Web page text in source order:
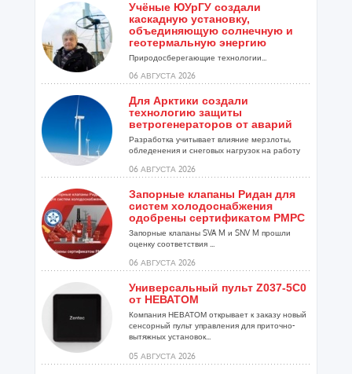
Учёные ЮУрГУ создали
каскадную установку,
объединяющую солнечную и
геотермальную энергию
Природосберегающие технологии...
06 АВГУСТА 2026
Для Арктики создали
технологию защиты
ветрогенераторов от аварий
Разработка учитывает влияние мерзлоты,
обледенения и снеговых нагрузок на работу
06 АВГУСТА 2026
Запорные клапаны Ридан для
систем холодоснабжения
одобрены сертификатом РМРС
Запорные клапаны SVA M и SNV M прошли
оценку соответствия ...
06 АВГУСТА 2026
Универсальный пульт Z037-5C0
от НЕВАТОМ
Компания НЕВАТОМ открывает к заказу новый
сенсорный пульт управления для приточно-
вытяжных установок...
05 АВГУСТА 2026